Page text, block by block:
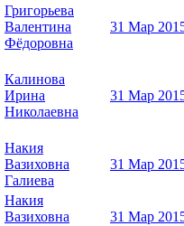
Григорьева
Валентина
Фёдоровна
31 Мар
Калинова
Ирина
Николаевна
31 Мар
Накия
Вазиховна
Галиева
31 Мар
Накия
Вазиховна
31 Мар